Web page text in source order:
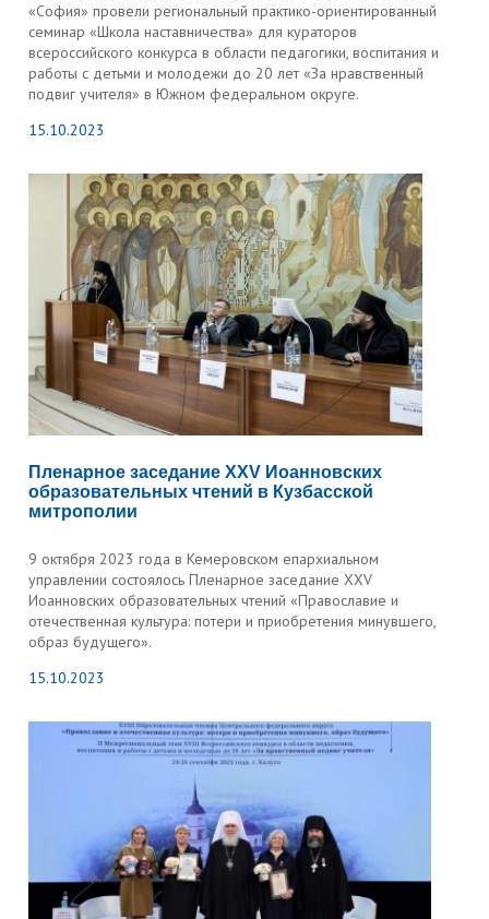
«София» провели региональный практико-ориентированный
семинар «Школа наставничества» для кураторов
всероссийского конкурса в области педагогики, воспитания и
работы с детьми и молодежи до 20 лет «За нравственный
подвиг учителя» в Южном федеральном округе.
15.10.2023
Пленарное заседание XXV Иоанновских
образовательных чтений в Кузбасской
митрополии
9 октября 2023 года в Кемеровском епархиальном
управлении состоялось Пленарное заседание XXV
Иоанновских образовательных чтений «Православие и
отечественная культура: потери и приобретения минувшего,
образ будущего».
15.10.2023